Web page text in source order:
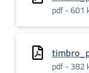
pdf - 601
pdf - 382